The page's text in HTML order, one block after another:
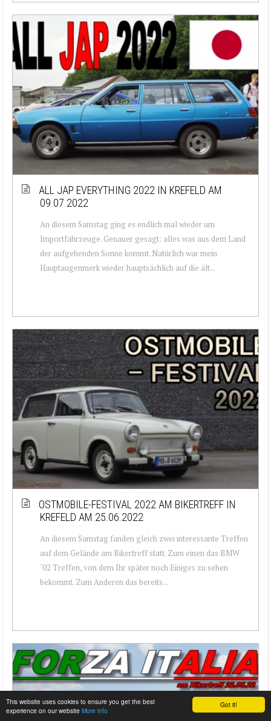
Got it!
This website uses cookies to ensure you get the best
experience on our website More info
ALL JAP EVERYTHING 2022 IN KREFELD AM
09.07.2022
An diesem Samstag ging es endlich mal wieder um
Importfahrzeuge. Genauer gesagt: alles was aus dem Land
der aufgehenden Sonne kommt. Natürlich war mein
Hauptaugenmerk wieder hauptsächlich auf die ält...
OSTMOBILE-FESTIVAL 2022 AM BIKERTREFF IN
KREFELD AM 25.06.2022
An diesem Samstag fanden gleich zwei interessante Treffen
auf dem Gelände am Bikertreff statt. Zum einen das BMW
`02 Treffen, von dem Ihr später noch Einiges zu sehen
bekommt. Zum Anderen das bereits...